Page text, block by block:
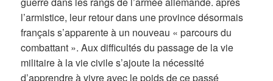
l’armistice, leur retour dans une province désormais
français s’apparente à un nouveau « parcours du
combattant ». Aux difficultés du passage de la vie
militaire à la vie civile s’ajoute la nécessité
d’apprendre à vivre avec le poids de ce passé